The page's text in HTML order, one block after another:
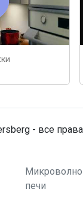
- все
печи